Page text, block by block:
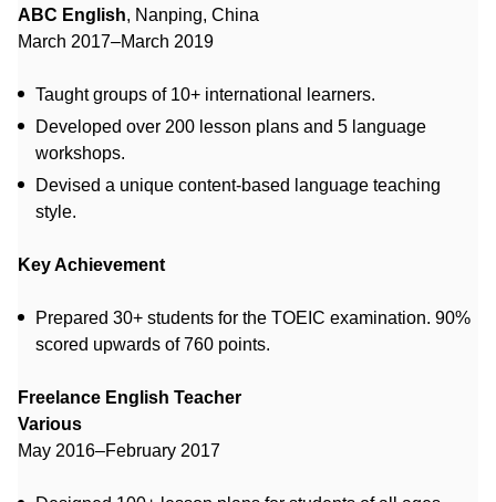
ABC English, Nanping, China
March 2017–March 2019
Taught groups of 10+ international learners.
Developed over 200 lesson plans and 5 language
workshops.
Devised a unique content-based language teaching
style.
Key Achievement
Prepared 30+ students for the TOEIC examination. 90%
scored upwards of 760 points.
Freelance English Teacher
Various
May 2016–February 2017